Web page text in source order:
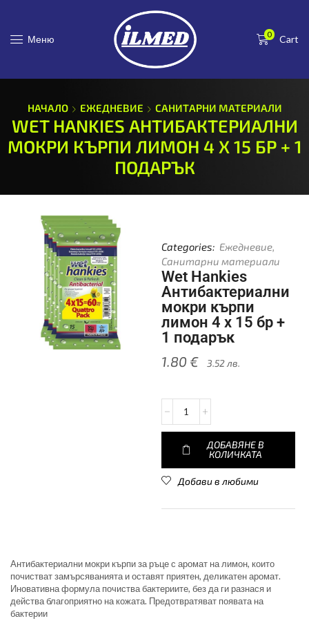
Меню 0 Cart
НАЧАЛО ЕЖЕДНЕВИЕ САНИТАРНИ МАТЕРИАЛИ
WET HANKIES АНТИБАКТЕРИАЛНИ
МОКРИ КЪРПИ ЛИМОН 4 Х 15 БР + 1
ПОДАРЪК
Categories: Ежедневие,
Санитарни материали
Wet Hankies
Антибактериални
мокри кърпи
лимон 4 х 15 бр +
1 подарък
1.80 € 3.52лв.
ДОБАВЯНЕ В
КОЛИЧКАТА
Добави в любими
Aнтибактериални мокри кърпи за ръце с аромат на лимон, които
почистват замърсяванията и оставят приятен, деликатен аромат.
Иновативна формула почиства бактериите, без да ги разнася и
действа благоприятно на кожата. Предотвратяват появата на
бактерии